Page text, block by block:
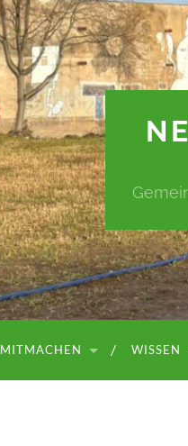
MITMACHEN WISSEN